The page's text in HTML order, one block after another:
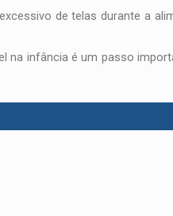
de telas durante a
na infância é um passo